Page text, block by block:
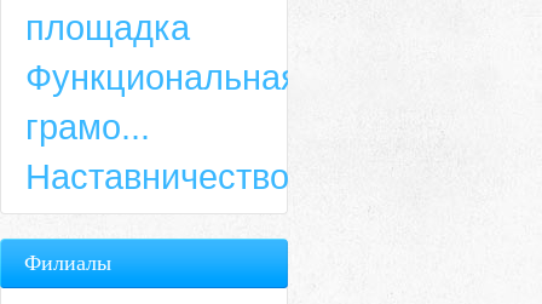
площадка
Функциональная
грамо...
Наставничество
Филиалы